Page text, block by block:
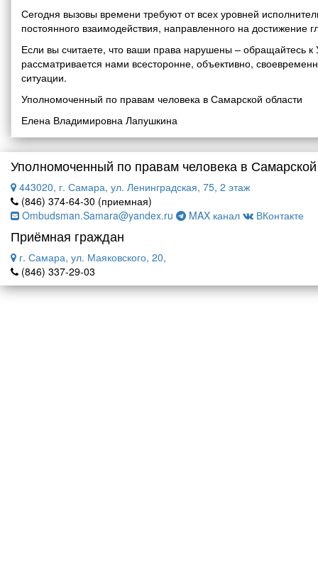
Сегодня вызовы времени требуют от всех уровней
постоянного взаимодействия, направленного на
Если вы считаете, что ваши права нарушены – обращайтесь
рассматривается нами всесторонне, объективно,
ситуации.
Уполномоченный по правам человека в Самарской области
Елена Владимировна Лапушкина
Уполномоченный по правам человека в
443020, г. Самара, ул. Ленинградская, 75, 2 этаж
(846) 374-64-30 (приемная)
Ombudsman.Samara@yandex.ru
MAX канал ВКонтакте
Приёмная граждан
г. Самара, ул. Маяковского, 20,
(846) 337-29-03